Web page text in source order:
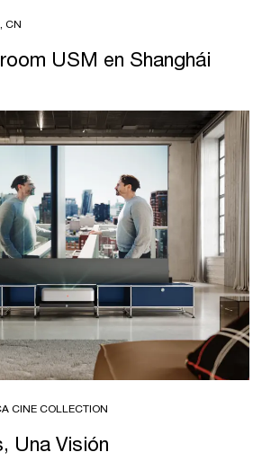
CN
USM en Shanghái
CINE COLLECTION
Una Visión